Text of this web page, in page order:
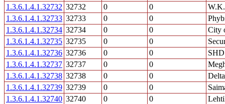
1.3.6.1.4.1.32732 32732 0 0
1.3.6.1.4.1.32733 32733 0 0
1.3.6.1.4.1.32734 32734 0 0
City
1.3.6.1.4.1.32735 32735 0 0
1.3.6.1.4.1.32736 32736 0 0
1.3.6.1.4.1.32737 32737 0 0
1.3.6.1.4.1.32738 32738 0 0
1.3.6.1.4.1.32739 32739 0 0
1.3.6.1.4.1.32740 32740 0 0